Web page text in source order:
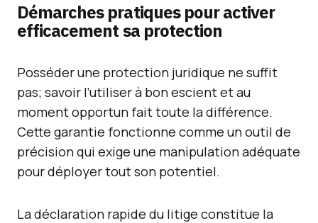
Démarches pratiques pour activer
efficacement sa protection
Posséder une protection juridique ne suffit
pas; savoir l’utiliser à bon escient et au
moment opportun fait toute la différence.
Cette garantie fonctionne comme un outil de
précision qui exige une manipulation adéquate
pour déployer tout son potentiel.
La déclaration rapide du litige constitue la